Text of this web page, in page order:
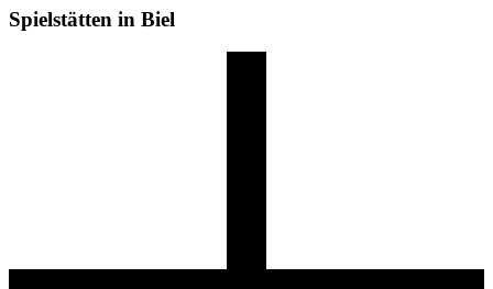
Spielstätten in Biel